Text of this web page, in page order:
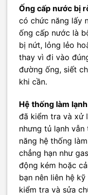
Ống cấp nước bị
có chức năng lấy
ống cấp nước là
bị nứt, lỏng lẻo
thay vì đi vào
đường ống, siết
khi cần.
Hệ thống làm
đã kiểm tra và xử
nhưng tủ lạnh
năng hệ thống
chẳng hạn như
động kém hoặc
bạn nên liên hệ
kiểm tra và sửa